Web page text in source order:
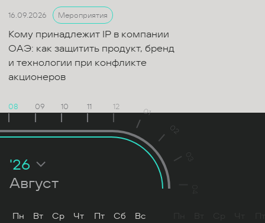
16.09.2026 Мероприятия
Кому принадлежит IP в компании
ОАЭ: как защитить продукт, бренд
и технологии при конфликте
акционеров
08 09 10 11 12 01
02
Август
'26
Пн Вт Ср Чт Пт Сб Вс